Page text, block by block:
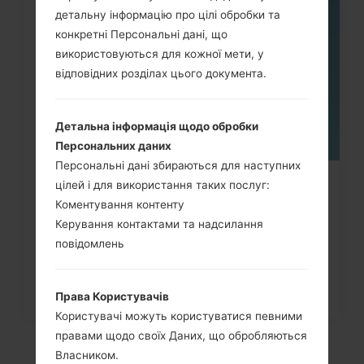
Як видалити усі дані з телефону
через меню на LG G3,...
детальну інформацію про цілі обробки та
конкретні Персональні дані, що
використовуються для кожної мети, у
відповідних розділах цього документа.
Детальна інформація щодо обробки
Персональних даних
Персональні дані збираються для наступних
цілей і для використання таких послуг:
Коментування контенту
Керування контактами та надсилання
повідомлень
Права Користувачів
Користувачі можуть користуватися певними
правами щодо своїх Даних, що обробляються
Власником.